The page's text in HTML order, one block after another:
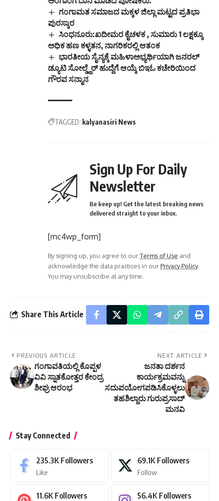
ಗಂಗಾಮತ ಸಮಾಜದ ಮಕ್ಕಳ ಜಿಲ್ಲಾ ಮಟ್ಟದ ಪ್ರತಿಭಾ
ಪುರಸ್ಕಾರ
ಸಿಂಧನೂರು:ಖದೀಮರ ಕೈಚಳಕ , ಸುಮಾರು 1 ಲಕ್ಷಕ್ಕೂ
ಅಧಿಕ ಹಣ ಕಳ್ಳತನ, ನಾಗರಿಕರಲ್ಲಿ ಆತಂಕ
ಭಾರತೀಯ ಸೈನ್ಯಕ್ಕೆ ಮಹಿಳಾಅಭ್ಯರ್ಥಿಯಾಗಿ ಜನರಲ್
ಡ್ಯೂಟಿ ಸೋಲ್ಡ್ಜೆರ್ ಹುದ್ದೆಗೆ ಆಯ್ಕೆ ಬಿಇಓ ಕಚೇರಿಯಿಂದ
ಗೌರವ ಸನ್ಮಾನ
TAGGED: kalyanasiri News
Sign Up For Daily
Newsletter
Be keep up! Get the latest breaking news
delivered straight to your inbox.
[mc4wp_form]
By signing up, you agree to ourTerms of Use and
acknowledge the data practices in ourPrivacy Policy.
You may unsubscribe at any time.
Share This Article
PREVIOUS ARTICLE
ಗಂಗಾವತಿಯಲ್ಲಿ ಕೊಪ್ಪಳ
ವಿವಿ ಸ್ನಾತಕೋತ್ತರ ಕೇಂದ್ರ
ಶೀಘ್ರ ಆರಂಭ
NEXT ARTICLE
ಜನತಾ ದರ್ಶನ
ಕಾರ್ಯಕ್ರಮವನ್ನು
ಸದುಪಯೋಗಪಡಿಸಿಕೊಳ್ಳಲು
ತಹಶಿಲ್ದಾರು ಗುರುಪ್ರಸಾದ್
ಮನವಿ
Stay Connected
235.3K Followers
Like
69.1K Followers
Follow
11.6K Followers 56.4K Followers